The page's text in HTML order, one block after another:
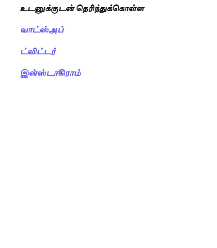
உடனுக்குடன் தெரிந்துக்கொள்ள
வாட்ஸ்அப்
ட்விட்டர்
இன்ஸ்டாகிராம்